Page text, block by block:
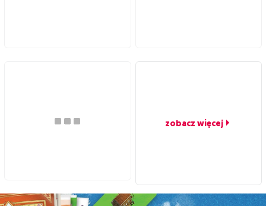
zobacz więcej